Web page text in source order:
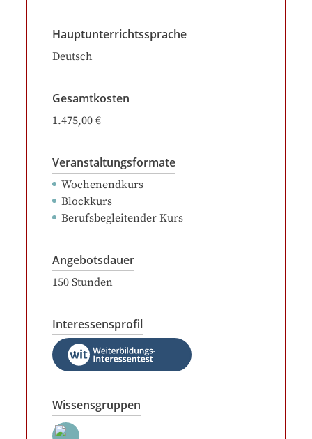
Hauptunterrichtssprache
Deutsch
Gesamtkosten
1.475,00 €
Veranstaltungsformate
Wochenendkurs
Blockkurs
Berufsbegleitender Kurs
Angebotsdauer
150 Stunden
Interessensprofil
Wissensgruppen